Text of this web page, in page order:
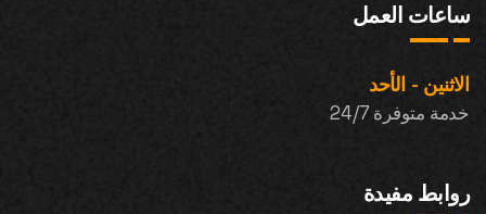
ساعات العمل
الاثنين - الأحد
خدمة متوفرة 24/7
روابط مفيدة